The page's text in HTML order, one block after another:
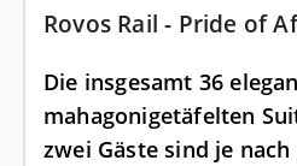
Rovos Rail - Pride of
Die insgesamt 36
mahagonigetäfelten
zwei Gäste sind je